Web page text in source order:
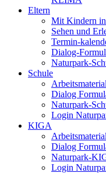
Eltern
Mit Kindern
Sehen und
Termin-
Dialog-
Naturpark-
Schule
Dialog
Naturpark-
Login
KIGA
Dialog
Naturpark-
Login